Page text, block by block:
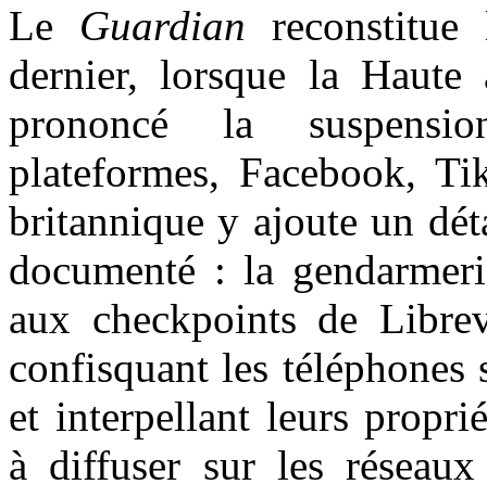
Le Guardian
dernier, lorsque la
prononcé la
plateformes, Facebook,
britannique y ajoute un
documenté : la
aux checkpoints de
confisquant les
et interpellant leurs
à diffuser sur les